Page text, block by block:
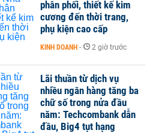
phân phối, thiết kế kim
cương đến thời trang,
phụ kiện cao cấp
KINH DOANH - 2 giờ trước
Lãi thuần từ dịch vụ
nhiều ngân hàng tăng ba
chữ số trong nửa đầu
năm: Techcombank dẫn
đầu, Big4 tụt hạng